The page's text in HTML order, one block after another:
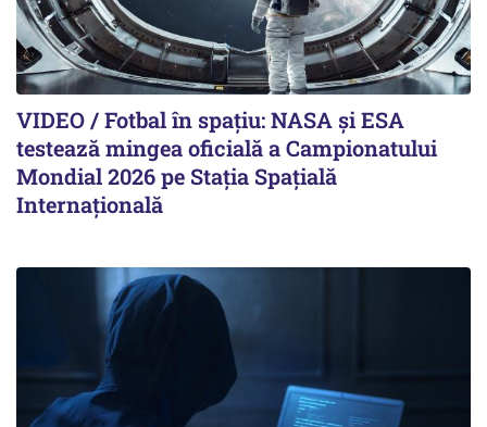
VIDEO / Fotbal în spațiu: NASA și ESA
testează mingea oficială a Campionatului
Mondial 2026 pe Staţia Spaţială
Internaţională